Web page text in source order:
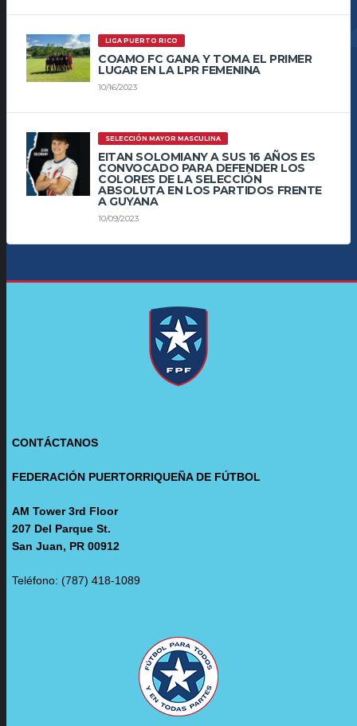
LIGA PUERTO RICO
COAMO FC GANA Y TOMA EL PRIMER
LUGAR EN LA LPR FEMENINA
10/16/2023
SELECCIÓN MAYOR MASCULINA
EITAN SOLOMIANY A SUS 16 AÑOS ES
CONVOCADO PARA DEFENDER LOS
COLORES DE LA SELECCIÓN
ABSOLUTA EN LOS PARTIDOS FRENTE
A GUYANA
10/09/2023
CONTÁCTANOS
FEDERACIÓN PUERTORRIQUEÑA DE FÚTBOL
AM Tower 3rd Floor
207 Del Parque St.
San Juan, PR 00912
Teléfono: (787) 418-1089